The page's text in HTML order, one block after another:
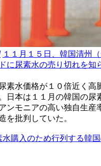
１１月１５日、韓国清州
に尿素水の売り切れを知
素水価格が１０倍近く高
日本は１１月の韓国の尿
ンモニアの高い独自生産
を批判していた。
水購入のため行列する韓